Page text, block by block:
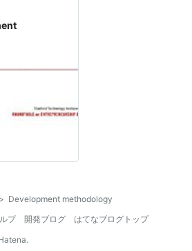
> Development methodology
プ 開発ブログ
はてなブログトップ